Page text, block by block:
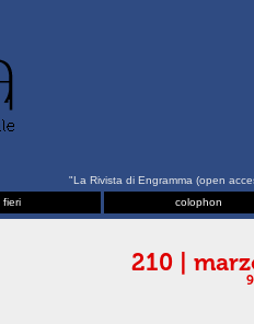
"La Rivista di Engramma (open
fieri colophon
210 |